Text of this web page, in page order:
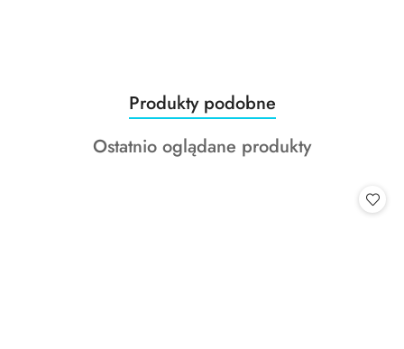
Pomiń karuzelę produktów
Produkty
o
statusie:
Produkty podobne
Produkty
Ostatnio oglądane produkty